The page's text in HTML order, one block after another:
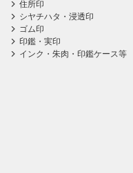
住所印
シヤチハタ・浸透印
ゴム印
印鑑・実印
インク・朱肉・印鑑ケース等